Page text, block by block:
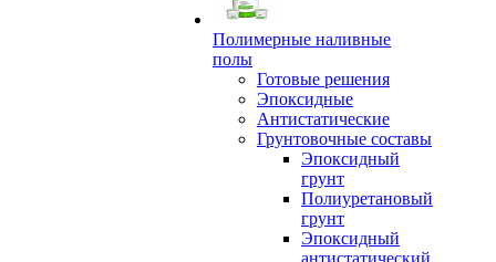
Полимерные наливные
полы
Готовые решения
Эпоксидные
Антистатические
Грунтовочные составы
Эпоксидный
грунт
Полиуретановый
грунт
Эпоксидный
антистатический